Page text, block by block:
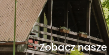
Zobacz nasze